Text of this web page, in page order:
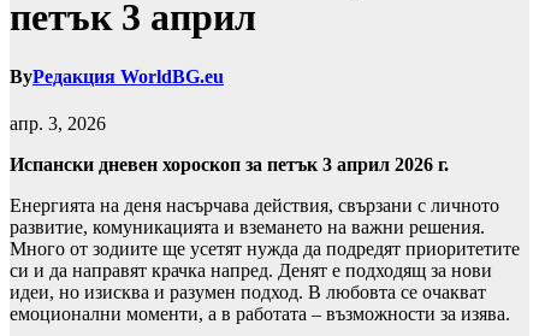
петък 3 април
ByРедакция WorldBG.eu
апр. 3, 2026
Испански дневен хороскоп за петък 3 април 2026 г.
Енергията на деня насърчава действия, свързани с личното
развитие, комуникацията и вземането на важни решения.
Много от зодиите ще усетят нужда да подредят приоритетите
си и да направят крачка напред. Денят е подходящ за нови
идеи, но изисква и разумен подход. В любовта се очакват
емоционални моменти, а в работата – възможности за изява.